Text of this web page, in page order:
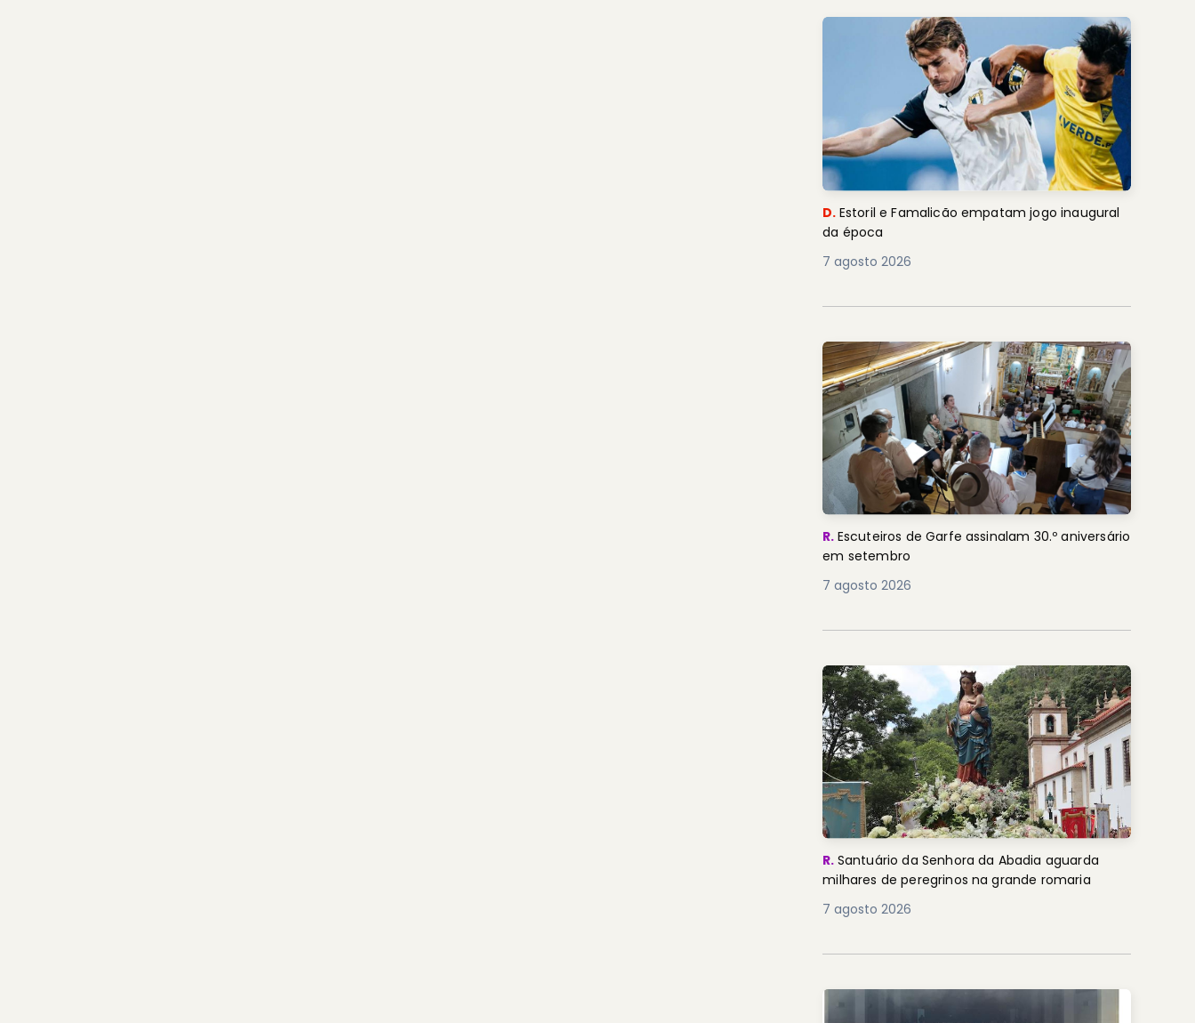
D. Estoril e Famalicão empatam jogo inaugural
da época
7 agosto 2026
R. Escuteiros de Garfe assinalam 30.º aniversário
em setembro
7 agosto 2026
R. Santuário da Senhora da Abadia aguarda
milhares de peregrinos na grande romaria
7 agosto 2026